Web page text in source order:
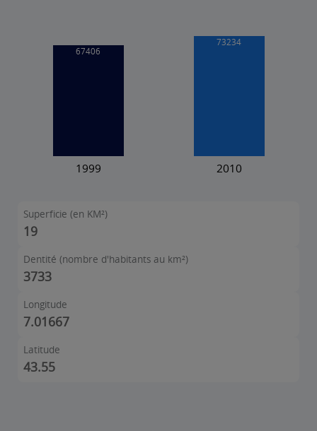
Superficie (en KM²)
19
Dentité (nombre d'habitants au km²)
3733
Longitude
7.01667
Latitude
43.55